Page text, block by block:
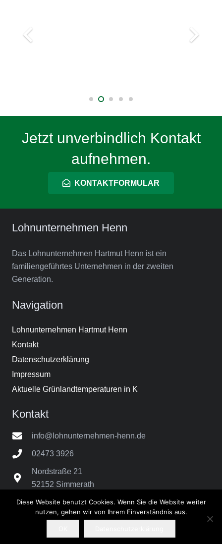
Jetzt unverbindlich Kontakt
aufnehmen.
KONTAKTFORMULAR
Lohnunternehmen Henn
Das Lohnunternehmen Hartmut Henn ist ein
familiengeführtes Unternehmen in der zweiten
Generation.
Navigation
Lohnunternehmen Hartmut Henn
Kontakt
Datenschutzerklärung
Impressum
Aktuelle Grünlandtemperaturen in K
Kontakt
info@lohnunternehmen-henn.de
02473 3926
Nordstraße 21
52152 Simmerath
Diese Website benutzt Cookies. Wenn Sie die Website weiter
nutzen, gehen wir von Ihrem Einverständnis aus.